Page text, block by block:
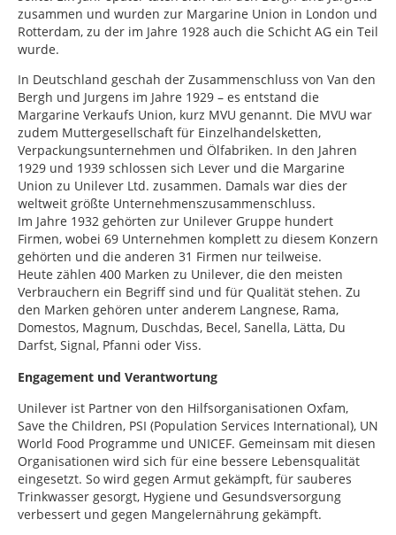
zusammen und wurden zur Margarine Union in London und
Rotterdam, zu der im Jahre 1928 auch die Schicht AG ein Teil
wurde.
In Deutschland geschah der Zusammenschluss von Van den
Bergh und Jurgens im Jahre 1929 – es entstand die
Margarine Verkaufs Union, kurz MVU genannt. Die MVU war
zudem Muttergesellschaft für Einzelhandelsketten,
Verpackungsunternehmen und Ölfabriken. In den Jahren
1929 und 1939 schlossen sich Lever und die Margarine
Union zu Unilever Ltd. zusammen. Damals war dies der
weltweit größte Unternehmenszusammenschluss.
Im Jahre 1932 gehörten zur Unilever Gruppe hundert
Firmen, wobei 69 Unternehmen komplett zu diesem Konzern
gehörten und die anderen 31 Firmen nur teilweise.
Heute zählen 400 Marken zu Unilever, die den meisten
Verbrauchern ein Begriff sind und für Qualität stehen. Zu
den Marken gehören unter anderem Langnese, Rama,
Domestos, Magnum, Duschdas, Becel, Sanella, Lätta, Du
Darfst, Signal, Pfanni oder Viss.
Engagement und Verantwortung
Unilever ist Partner von den Hilfsorganisationen Oxfam,
Save the Children, PSI (Population Services International), UN
World Food Programme und UNICEF. Gemeinsam mit diesen
Organisationen wird sich für eine bessere Lebensqualität
eingesetzt. So wird gegen Armut gekämpft, für sauberes
Trinkwasser gesorgt, Hygiene und Gesundsversorgung
verbessert und gegen Mangelernährung gekämpft.